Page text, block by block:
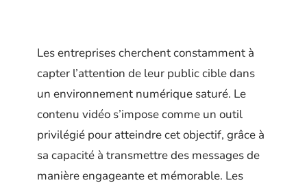
Les entreprises cherchent constamment à
capter l’attention de leur public cible dans
un environnement numérique saturé. Le
contenu vidéo s’impose comme un outil
privilégié pour atteindre cet objectif, grâce à
sa capacité à transmettre des messages de
manière engageante et mémorable. Les